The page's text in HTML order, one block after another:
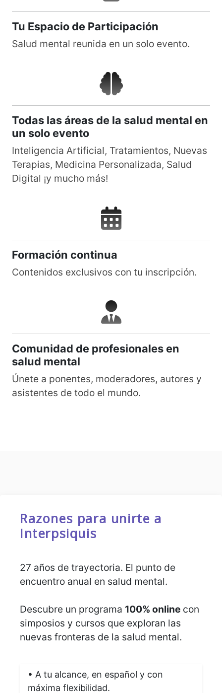
Tu Espacio de Participación
Salud mental reunida en un solo evento.
Todas las áreas de la salud mental en
un solo evento
Inteligencia Artificial, Tratamientos, Nuevas
Terapias, Medicina Personalizada, Salud
Digital ¡y mucho más!
Formación continua
Contenidos exclusivos con tu inscripción.
Comunidad de profesionales en
salud mental
Únete a ponentes, moderadores, autores y
asistentes de todo el mundo.
Razones para unirte a
Interpsiquis
27 años de trayectoria. El punto de
encuentro anual en salud mental.
Descubre un programa 100% online con
simposios y cursos que exploran las
nuevas fronteras de la salud mental.
• A tu alcance, en español y con
máxima flexibilidad.